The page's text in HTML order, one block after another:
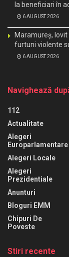
la beneficiari în
6 AUGUST 2026
Maramureș,
furtuni violente
6 AUGUST 2026
Navighează
112
Actualitate
Alegeri
Europarlamentare
Alegeri Locale
Alegeri
Prezidentiale
Anunturi
Bloguri EMM
Chipuri De
Poveste
Stiri recente